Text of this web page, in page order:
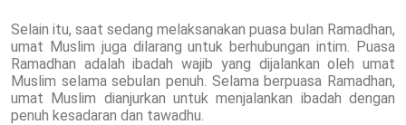
Selain itu, saat sedang melaksanakan puasa bulan Ramadhan,
umat Muslim juga dilarang untuk berhubungan intim. Puasa
Ramadhan adalah ibadah wajib yang dijalankan oleh umat
Muslim selama sebulan penuh. Selama berpuasa Ramadhan,
umat Muslim dianjurkan untuk menjalankan ibadah dengan
penuh kesadaran dan tawadhu.